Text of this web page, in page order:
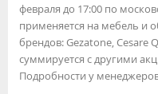
февраля до 17:00 по
применяется на мебель и
брендов: Gezatone, Cesare
суммируется с другими
Подробности у